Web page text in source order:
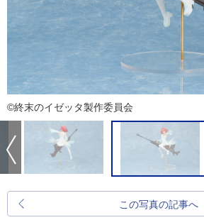
©終末のイゼッタ製作委員会
この写真の記事へ